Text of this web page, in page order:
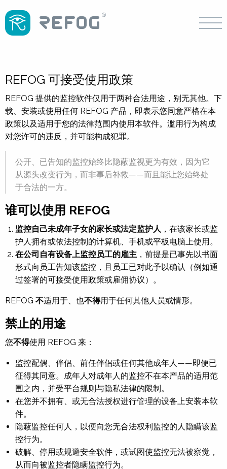
REFOG 可接受使用政策
REFOG 提供的监控软件仅用于两种合法用途，别无其他。下
载、安装或使用任何 REFOG 产品，即表示您同意严格在本
政策以及适用于您的法律范围内使用本软件。滥用行为构成
对您许可的违反，并可能构成犯罪。
公开、已告知的监控始终比隐蔽监视更为有效，因为它
从源头改变行为，而非事后补救——而且能让您始终处
于合法的一方。
谁可以使用 REFOG
监控自己未成年子女的家长或法定监护人 ，在该家长或监
护人拥有或依法控制的计算机、手机或平板电脑上使用。
在公司自有设备上监控员工的雇主 ，前提是已事先以书面
形式向员工告知该监控，且员工已对此予以确认（例如通
过签署的可接受使用政策或雇佣协议）。
REFOG 不适用于、也不得用于任何其他人员或情形。
禁止的用途
您不得使用 REFOG 来：
监控配偶、伴侣、前任伴侣或任何其他成年人——即便已
征得其同意。成年人对成年人的监控不在本产品的适用范
围之内，并受平台规则与隐私法律的限制。
在您并不拥有、或无合法授权进行管理的设备上安装本软
件。
隐蔽监控任何人，以便向您无合法权利监控的人隐瞒该监
控行为。
破解、停用或规避安全软件，或试图使监控无法被察觉，
从而向被监控者隐瞒监控行为。